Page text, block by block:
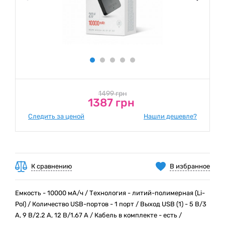
1499 грн
1387 грн
Следить за ценой Нашли дешевле?
В избранное
К сравнению
Емкость - 10000 мА/ч / Технология - литий-полимерная (Li-
Pol) / Количество USB-портов - 1 порт / Выход USB (1) - 5 В/3
А, 9 В/2.2 А, 12 В/1.67 А / Кабель в комплекте - есть /